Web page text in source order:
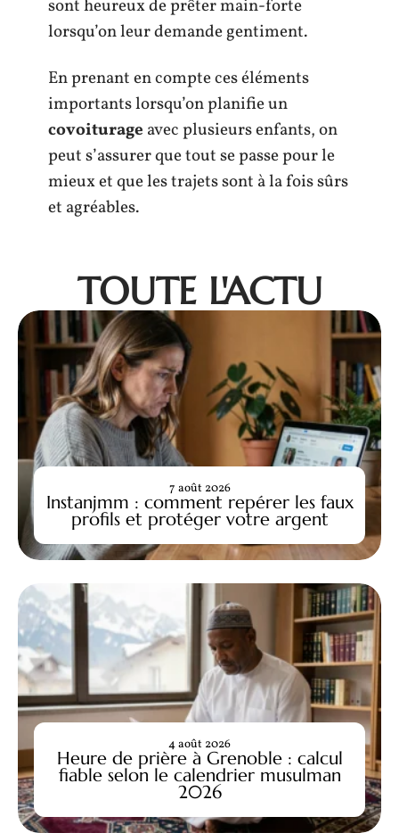
sont heureux de prêter main-forte
lorsqu’on leur demande gentiment.
En prenant en compte ces éléments
importants lorsqu’on planifie un
covoiturage avec plusieurs enfants, on
peut s’assurer que tout se passe pour le
mieux et que les trajets sont à la fois sûrs
et agréables.
TOUTE L'ACTU
Instanjmm : comment repérer les faux
profils et protéger votre argent
7 août 2026
Heure de prière à Grenoble : calcul
fiable selon le calendrier musulman
2026
4 août 2026